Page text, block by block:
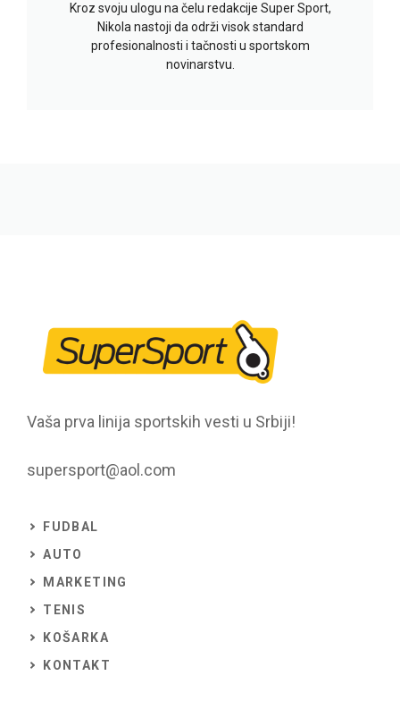
Kroz svoju ulogu na čelu redakcije Super Sport,
Nikola nastoji da održi visok standard
profesionalnosti i tačnosti u sportskom
novinarstvu.
Vaša prva linija sportskih vesti u Srbiji!
supersport@aol.com
FUDBAL
AUTO
MARKETING
TENIS
KOŠARKA
KONTAKT